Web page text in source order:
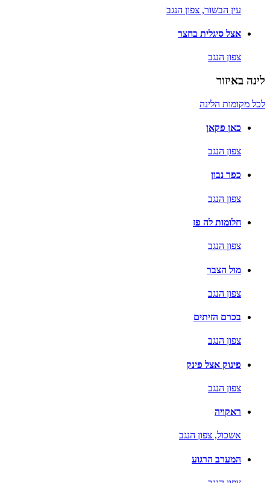
עין הבשור, צפון הנגב
אצל סיגלית בחצר
צפון הנגב
לינה באיזור
לכל מקומות הלינה
כאן פקאן
צפון הנגב
כפר נבון
צפון הנגב
חלומות לה פז
צפון הנגב
מול הצבר
צפון הנגב
בכרם הזיתים
צפון הנגב
פינוק אצל פינק
צפון הנגב
ראקויה
אשכול, צפון הנגב
המערב הרגוע